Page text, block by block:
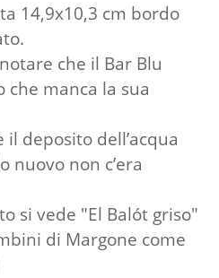
14,9x10,3 cm bordo
che il Bar Blu
che manca la sua
il deposito dell’acqua
nuovo non c’era
si vede "El Balót griso"
di Margone come